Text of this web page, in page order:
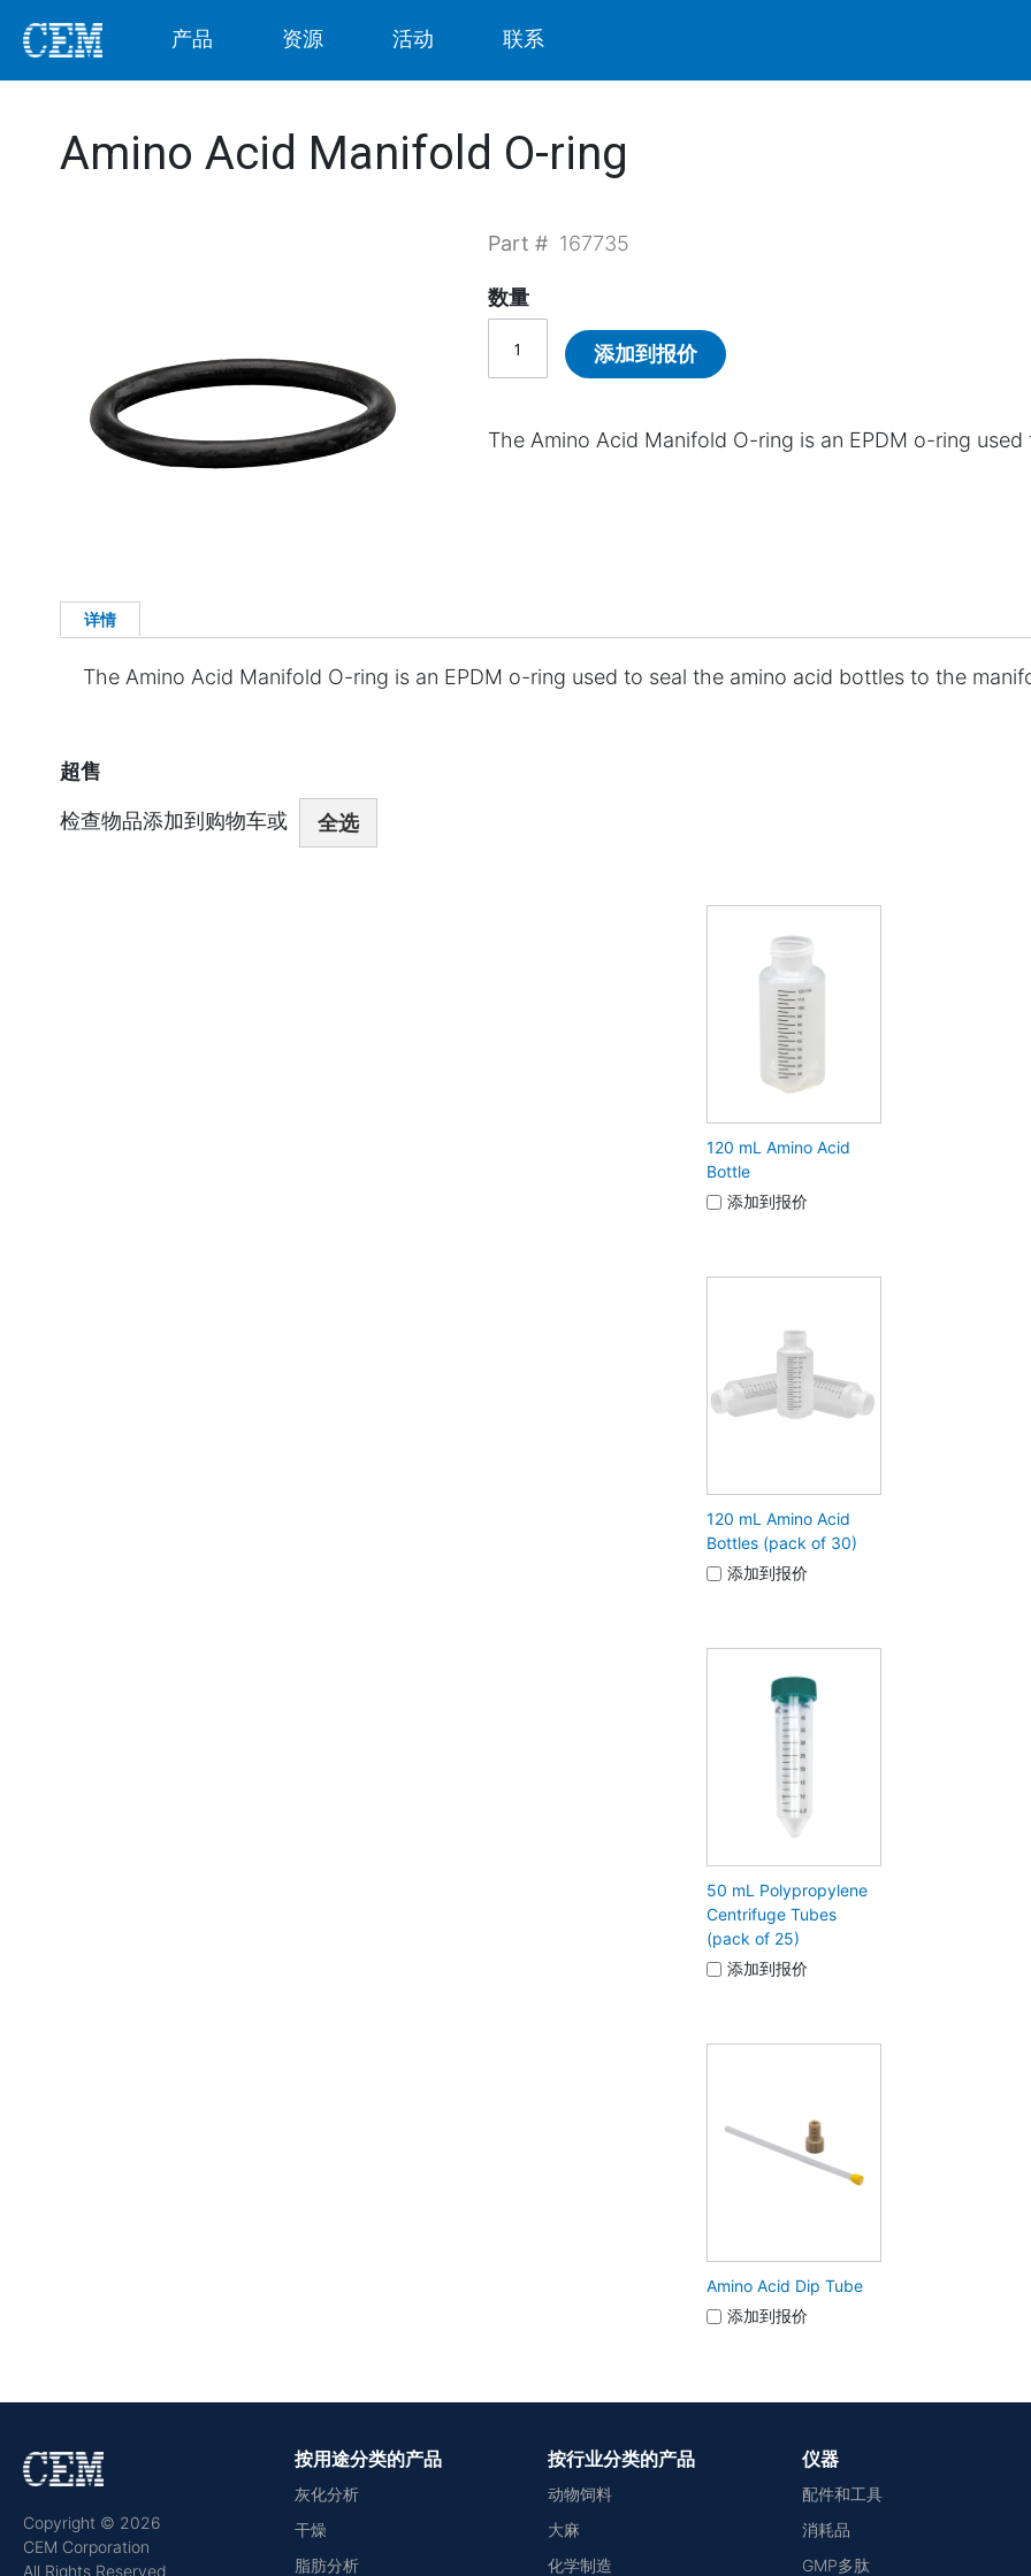
产品 资源 活动 联系
Amino Acid Manifold O-ring
Part # 167735
数量
添加到报价
The Amino Acid Manifold O-ring is an EPDM o-ring
详情
The Amino Acid Manifold O-ring is an EPDM o-ring used to seal the amino acid bottles to the
超售
检查物品添加到购物车或 全选
120 mL Amino Acid
Bottle
添加到报价
120 mL Amino Acid
Bottles (pack of 30)
添加到报价
50 mL Polypropylene
Centrifuge Tubes
(pack of 25)
添加到报价
Amino Acid Dip Tube
添加到报价
Copyright © 2026
CEM Corporation
All Rights Reserved
按用途分类的产品
灰化分析
干燥
脂肪分析
按行业分类的产品
动物饲料
大麻
化学制造
仪器
配件和工具
消耗品
GMP多肽